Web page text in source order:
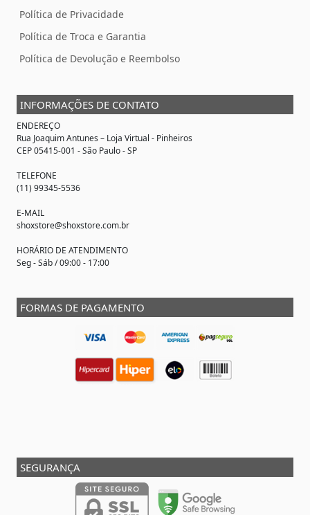
Política de Privacidade
Política de Troca e Garantia
Política de Devolução e Reembolso
INFORMAÇÕES DE CONTATO
ENDEREÇO
Rua Joaquim Antunes – Loja Virtual - Pinheiros
CEP 05415-001 - São Paulo - SP
TELEFONE
(11) 99345-5536
E-MAIL
shoxstore@shoxstore.com.br
HORÁRIO DE ATENDIMENTO
Seg - Sáb / 09:00 - 17:00
FORMAS DE PAGAMENTO
SEGURANÇA